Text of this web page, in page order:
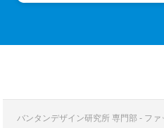
バンタンデザイン研究所 専門部 - フ